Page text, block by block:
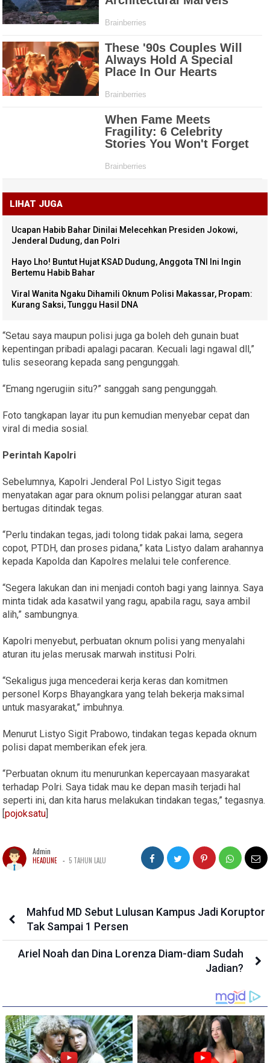
LIHAT JUGA
Ucapan Habib Bahar Dinilai Melecehkan Presiden Jokowi,
Jenderal Dudung, dan Polri
Hayo Lho! Buntut Hujat KSAD Dudung, Anggota TNI Ini Ingin
Bertemu Habib Bahar
Viral Wanita Ngaku Dihamili Oknum Polisi Makassar, Propam:
Kurang Saksi, Tunggu Hasil DNA
“Setau saya maupun polisi juga ga boleh deh gunain buat
kepentingan pribadi apalagi pacaran. Kecuali lagi ngawal dll,”
tulis seseorang kepada sang pengunggah.
“Emang ngerugiin situ?” sanggah sang pengunggah.
Foto tangkapan layar itu pun kemudian menyebar cepat dan
viral di media sosial.
Perintah Kapolri
Sebelumnya, Kapolri Jenderal Pol Listyo Sigit tegas
menyatakan agar para oknum polisi pelanggar aturan saat
bertugas ditindak tegas.
“Perlu tindakan tegas, jadi tolong tidak pakai lama, segera
copot, PTDH, dan proses pidana,” kata Listyo dalam arahannya
kepada Kapolda dan Kapolres melalui tele conference.
“Segera lakukan dan ini menjadi contoh bagi yang lainnya. Saya
minta tidak ada kasatwil yang ragu, apabila ragu, saya ambil
alih,” sambungnya.
Kapolri menyebut, perbuatan oknum polisi yang menyalahi
aturan itu jelas merusak marwah institusi Polri.
“Sekaligus juga mencederai kerja keras dan komitmen
personel Korps Bhayangkara yang telah bekerja maksimal
untuk masyarakat,” imbuhnya.
Menurut Listyo Sigit Prabowo, tindakan tegas kepada oknum
polisi dapat memberikan efek jera.
“Perbuatan oknum itu menurunkan kepercayaan masyarakat
terhadap Polri. Saya tidak mau ke depan masih terjadi hal
seperti ini, dan kita harus melakukan tindakan tegas,” tegasnya.
[pojoksatu]
Admin
HEADLINE - 5 TAHUN LALU
Mahfud MD Sebut Lulusan Kampus Jadi Koruptor
Tak Sampai 1 Persen
Ariel Noah dan Dina Lorenza Diam-diam Sudah
Jadian?